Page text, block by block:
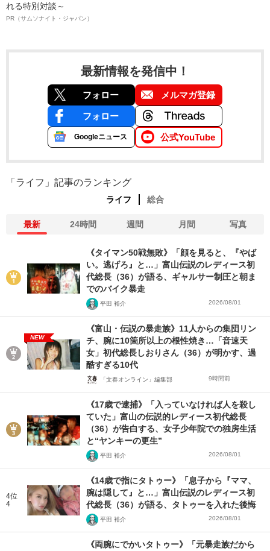
れる特別対談～
PR（サムソナイト・ジャパン）
最新情報を発信中！
フォロー メルマガ登録
フォロー
Googleニュース 公式YouTube
「ライフ」記事のランキング
ライフ 総合
最新 24時間 週間 月間 写真
《タイマン50戦無敗》「顔を見ると、『やば
い。逃げろ』と…」富山伝説のレディース初
代総長（36）が語る、ギャルサー制圧と朝ま
でのバイク暴走
平田 裕介 2026/08/01
NEW
《富山・伝説の暴走族》11人からの集団リン
チ、腕に10箇所以上の根性焼き…「音速天
女」初代総長しおりさん（36）が明かす、過
酷すぎる10代
「文春オンライン」編集部 9時間前
《17歳で逮捕》「入っていなければ人を殺し
ていた」富山の伝説的レディース初代総長
（36）が告白する、女子少年院での独房生活
と“ヤンキーの更生”
平田 裕介 2026/08/01
4位
4
《14歳で指にタトゥー》「息子から『ママ、
腕は隠して』と…」富山伝説のレディース初
代総長（36）が語る、タトゥーを入れた後悔
平田 裕介 2026/08/01
《両腕にでかいタトゥー》「元暴走族だから